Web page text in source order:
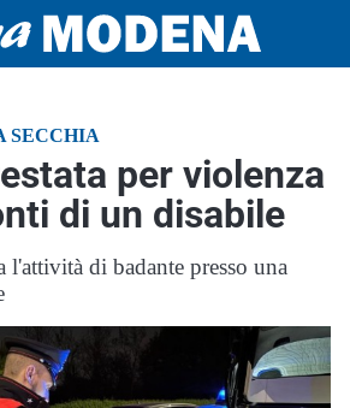
SECCHIA
per violenza
di un disabile
l'attività di badante presso una